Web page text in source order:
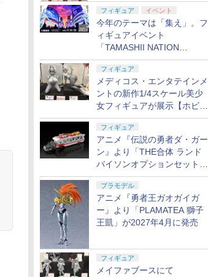
フィギュア イベント
今年のテーマは「集え」。フ
ィギュアイベント
「TAMASHII NATION
2026」が11月13日より開催
決定
フィギュア
メディコス・エンタテインメ
ントの新作1/4スケール美少
女フィギュアが展示【ホビー
メーカー合同展示会】
フィギュア
アニメ『伝説の勇者ダ・ガー
ン』より「THE合体 ランド
バイソンオプションセット」
が2027年5月に発売
プラモデル
アニメ『勇者王ガオガイガ
ー』より「PLAMATEA 獅子
王凱」が2027年4月に発売
フィギュア
メイファブースにて